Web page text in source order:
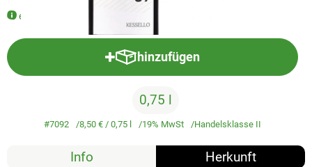
eignet sich perfekt zur Herstellung von Glühwein
hinzufügen
Produkt zum Warenkorb
0,75 l
#7092 8,50 € / 0,75 l 19% MwSt Handelsklasse II
Info Herkunft